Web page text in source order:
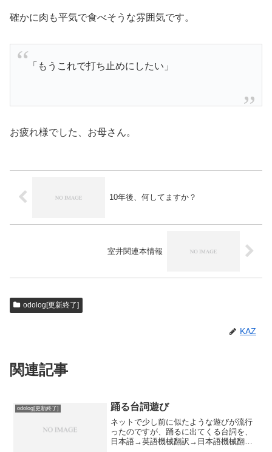
確かに肉も平気で食べそうな雰囲気です。
「もうこれで打ち止めにしたい」
お疲れ様でした、お母さん。
10年後、何してますか？
室井関連本情報
odolog[更新終了]
KAZ
関連記事
odolog[更新終了] 踊る台詞遊び
ネットで少し前に似たような遊びが流行
ったのですが、踊るに出てくる台詞を、
日本語→英語機械翻訳→日本語機械翻訳